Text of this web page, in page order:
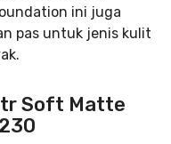
ini juga
pas untuk jenis kulit
Soft Matte